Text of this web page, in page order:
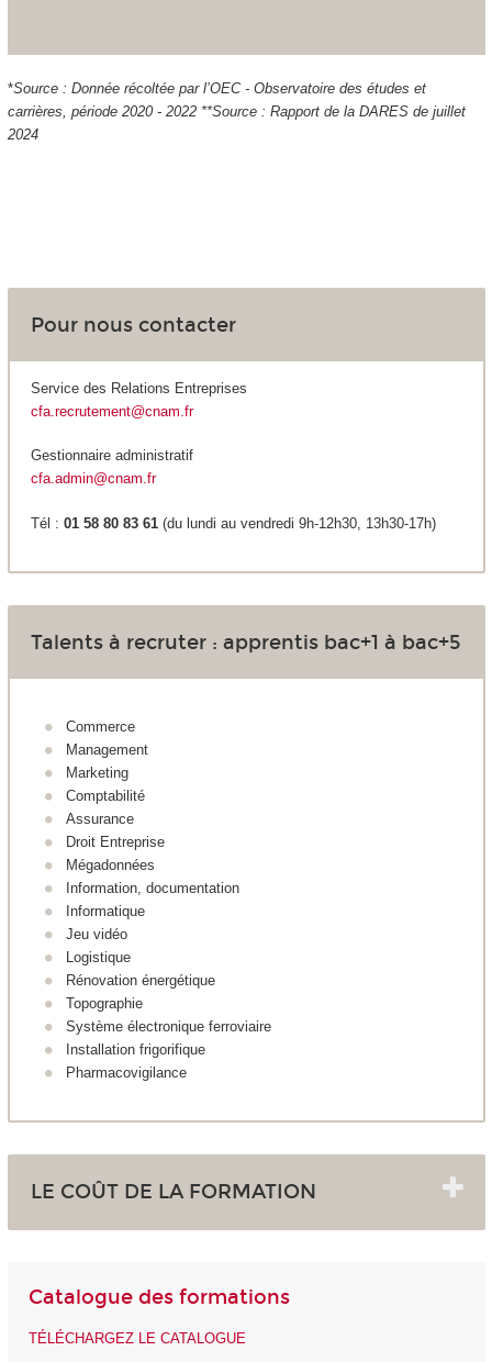
*Source : Donnée récoltée par l’OEC - Observatoire des études et
carrières, période 2020 - 2022 **Source : Rapport de la DARES de juillet
2024
Pour nous contacter
Service des Relations Entreprises
cfa.recrutement@cnam.fr
Gestionnaire administratif
cfa.admin@cnam.fr
Tél : 01 58 80 83 61(du lundi au vendredi 9h-12h30, 13h30-17h)
Talents à recruter : apprentis bac+1 à bac+5
Commerce
Management
Marketing
Comptabilité
Assurance
Droit Entreprise
Mégadonnées
Information, documentation
Informatique
Jeu vidéo
Logistique
Rénovation énergétique
Topographie
Système électronique ferroviaire
Installation frigorifique
Pharmacovigilance
LE COÛT DE LA FORMATION
Catalogue des formations
TÉLÉCHARGEZ LE CATALOGUE